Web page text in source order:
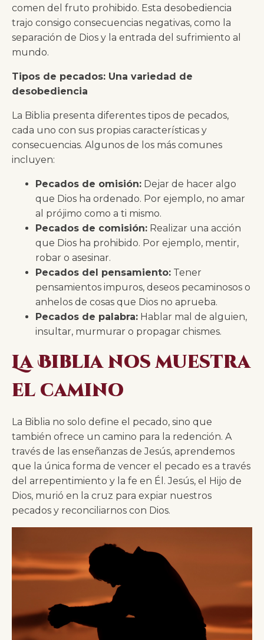
comen del fruto prohibido. Esta desobediencia
trajo consigo consecuencias negativas, como la
separación de Dios y la entrada del sufrimiento al
mundo.
Tipos de pecados: Una variedad de
desobediencia
La Biblia presenta diferentes tipos de pecados,
cada uno con sus propias características y
consecuencias. Algunos de los más comunes
incluyen:
Pecados de omisión: Dejar de hacer algo
que Dios ha ordenado. Por ejemplo, no amar
al prójimo como a ti mismo.
Pecados de comisión: Realizar una acción
que Dios ha prohibido. Por ejemplo, mentir,
robar o asesinar.
Pecados del pensamiento: Tener
pensamientos impuros, deseos pecaminosos o
anhelos de cosas que Dios no aprueba.
Pecados de palabra: Hablar mal de alguien,
insultar, murmurar o propagar chismes.
La Biblia nos muestra
el camino
La Biblia no solo define el pecado, sino que
también ofrece un camino para la redención. A
través de las enseñanzas de Jesús, aprendemos
que la única forma de vencer el pecado es a través
del arrepentimiento y la fe en Él. Jesús, el Hijo de
Dios, murió en la cruz para expiar nuestros
pecados y reconciliarnos con Dios.